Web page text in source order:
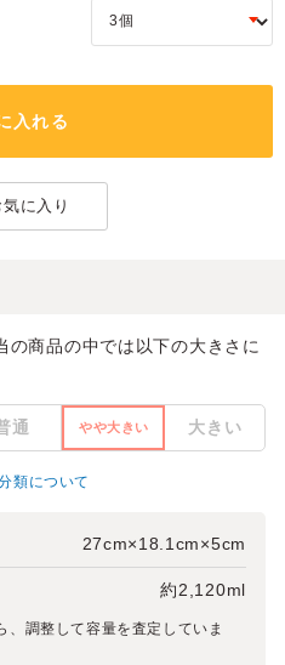
入れる
気に入り
の商品の中では以下の大きさに
通 やや大きい 大きい
類について
27cm×18.1cm×5cm
約2,120ml
調整して容量を査定していま